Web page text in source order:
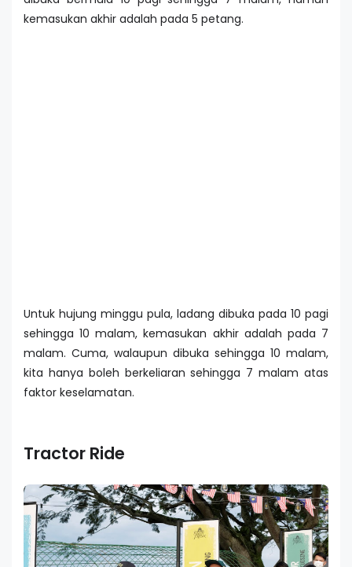
kemasukan akhir adalah pada 5 petang.
Untuk hujung minggu pula, ladang dibuka pada 10 pagi
sehingga 10 malam, kemasukan akhir adalah pada 7
malam. Cuma, walaupun dibuka sehingga 10 malam,
kita hanya boleh berkeliaran sehingga 7 malam atas
faktor keselamatan.
Tractor Ride